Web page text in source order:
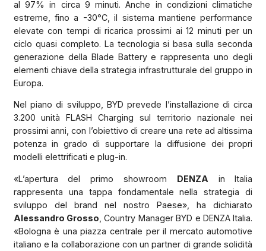
al 97% in circa 9 minuti. Anche in condizioni climatiche
estreme, fino a -30°C, il sistema mantiene performance
elevate con tempi di ricarica prossimi ai 12 minuti per un
ciclo quasi completo. La tecnologia si basa sulla seconda
generazione della Blade Battery e rappresenta uno degli
elementi chiave della strategia infrastrutturale del gruppo in
Europa.
Nel piano di sviluppo, BYD prevede l’installazione di circa
3.200 unità FLASH Charging sul territorio nazionale nei
prossimi anni, con l’obiettivo di creare una rete ad altissima
potenza in grado di supportare la diffusione dei propri
modelli elettrificati e plug-in.
«L’apertura del primo showroom DENZA in Italia
rappresenta una tappa fondamentale nella strategia di
sviluppo del brand nel nostro Paese», ha dichiarato
Alessandro Grosso , Country Manager BYD e DENZA Italia.
«Bologna è una piazza centrale per il mercato automotive
italiano e la collaborazione con un partner di grande solidità